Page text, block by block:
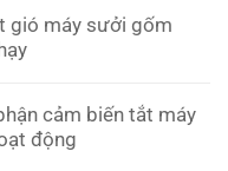
gió máy sưởi gốm
cảm biến tắt máy
động